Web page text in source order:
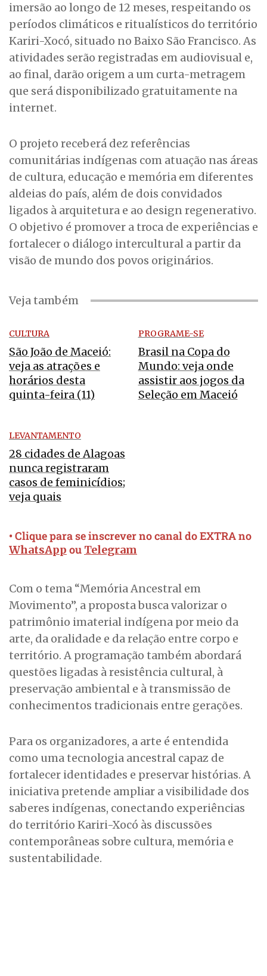
imersão ao longo de 12 meses, respeitando os
períodos climáticos e ritualísticos do território
Kariri-Xocó, situado no Baixo São Francisco. As
atividades serão registradas em audiovisual e,
ao final, darão origem a um curta-metragem
que será disponibilizado gratuitamente na
internet.
O projeto receberá dez referências
comunitárias indígenas com atuação nas áreas
de cultura, educação e memória em diferentes
aldeias do país, além de dois convidados
ligados à arquitetura e ao design regenerativo.
O objetivo é promover a troca de experiências e
fortalecer o diálogo intercultural a partir da
visão de mundo dos povos originários.
Veja também
CULTURA
São João de Maceió:
veja as atrações e
horários desta
quinta-feira (11)
PROGRAME-SE
Brasil na Copa do
Mundo: veja onde
assistir aos jogos da
Seleção em Maceió
LEVANTAMENTO
28 cidades de Alagoas
nunca registraram
casos de feminicídios;
veja quais
• Clique para se inscrever no canal do EXTRA no
WhatsApp ou Telegram
Com o tema “Memória Ancestral em
Movimento”, a proposta busca valorizar o
patrimônio imaterial indígena por meio da
arte, da oralidade e da relação entre corpo e
território. A programação também abordará
questões ligadas à resistência cultural, à
preservação ambiental e à transmissão de
conhecimentos tradicionais entre gerações.
Para os organizadores, a arte é entendida
como uma tecnologia ancestral capaz de
fortalecer identidades e preservar histórias. A
iniciativa pretende ampliar a visibilidade dos
saberes indígenas, conectando experiências
do território Kariri-Xocó às discussões
contemporâneas sobre cultura, memória e
sustentabilidade.